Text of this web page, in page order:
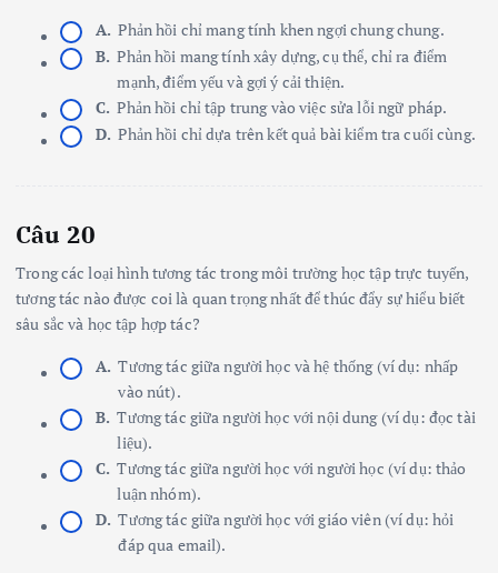
A. Phản hồi chỉ mang tính khen ngợi chung chung.
B. Phản hồi mang tính xây dựng, cụ thể, chỉ ra điểm
mạnh, điểm yếu và gợi ý cải thiện.
C. Phản hồi chỉ tập trung vào việc sửa lỗi ngữ pháp.
D. Phản hồi chỉ dựa trên kết quả bài kiểm tra cuối cùng.
Câu 20
Trong các loại hình tương tác trong môi trường học tập trực tuyến,
tương tác nào được coi là quan trọng nhất để thúc đẩy sự hiểu biết
sâu sắc và học tập hợp tác?
A. Tương tác giữa người học và hệ thống (ví dụ: nhấp
vào nút).
B. Tương tác giữa người học với nội dung (ví dụ: đọc tài
liệu).
C. Tương tác giữa người học với người học (ví dụ: thảo
luận nhóm).
D. Tương tác giữa người học với giáo viên (ví dụ: hỏi
đáp qua email).